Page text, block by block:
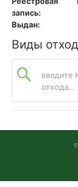
запись:
Выдан:
Виды
введите
отхода...